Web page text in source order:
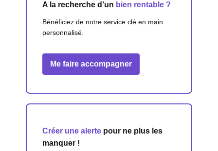
A la recherche d’un bien rentable ?
Bénéficiez de notre service clé en main
personnalisé.
Me faire accompagner
Créer une alerte pour ne plus les
manquer !